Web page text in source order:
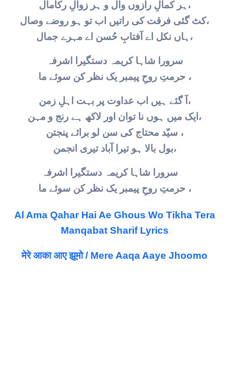
ہر کمالِ رازوں وال و ہر زوالِ رکامال،
کٹ گئی فرقت کی راتیں اب تو ہو روضے وصال،
ہاں نکل اے آفتابِ حُسن اے مہرے جمال،
سرورا شاہا کریمہ دستگیرا اشرفہ
حرمتِ روحِ پیمبر یک نظر کن سوئے ما ،
آ گئے ہیں اب عداوت پر بہت اہلِ زمن،
ایک میں ہوں نا توان اور لاکھ ہے رنج و مہن،
سیّد محتاج کی سن لو برائے پنجتن ،
بول بالا ہو تیرا آباد تیری انجمن،
حرمتِ روحِ پیمبر یک نظر کن سوئے ما ،
Al Ama Qahar Hai Ae Ghous Wo Tikha Tera
Manqabat Sharif Lyrics
मेरे आका आए झूमो / Mere Aaqa Aaye Jhoomo